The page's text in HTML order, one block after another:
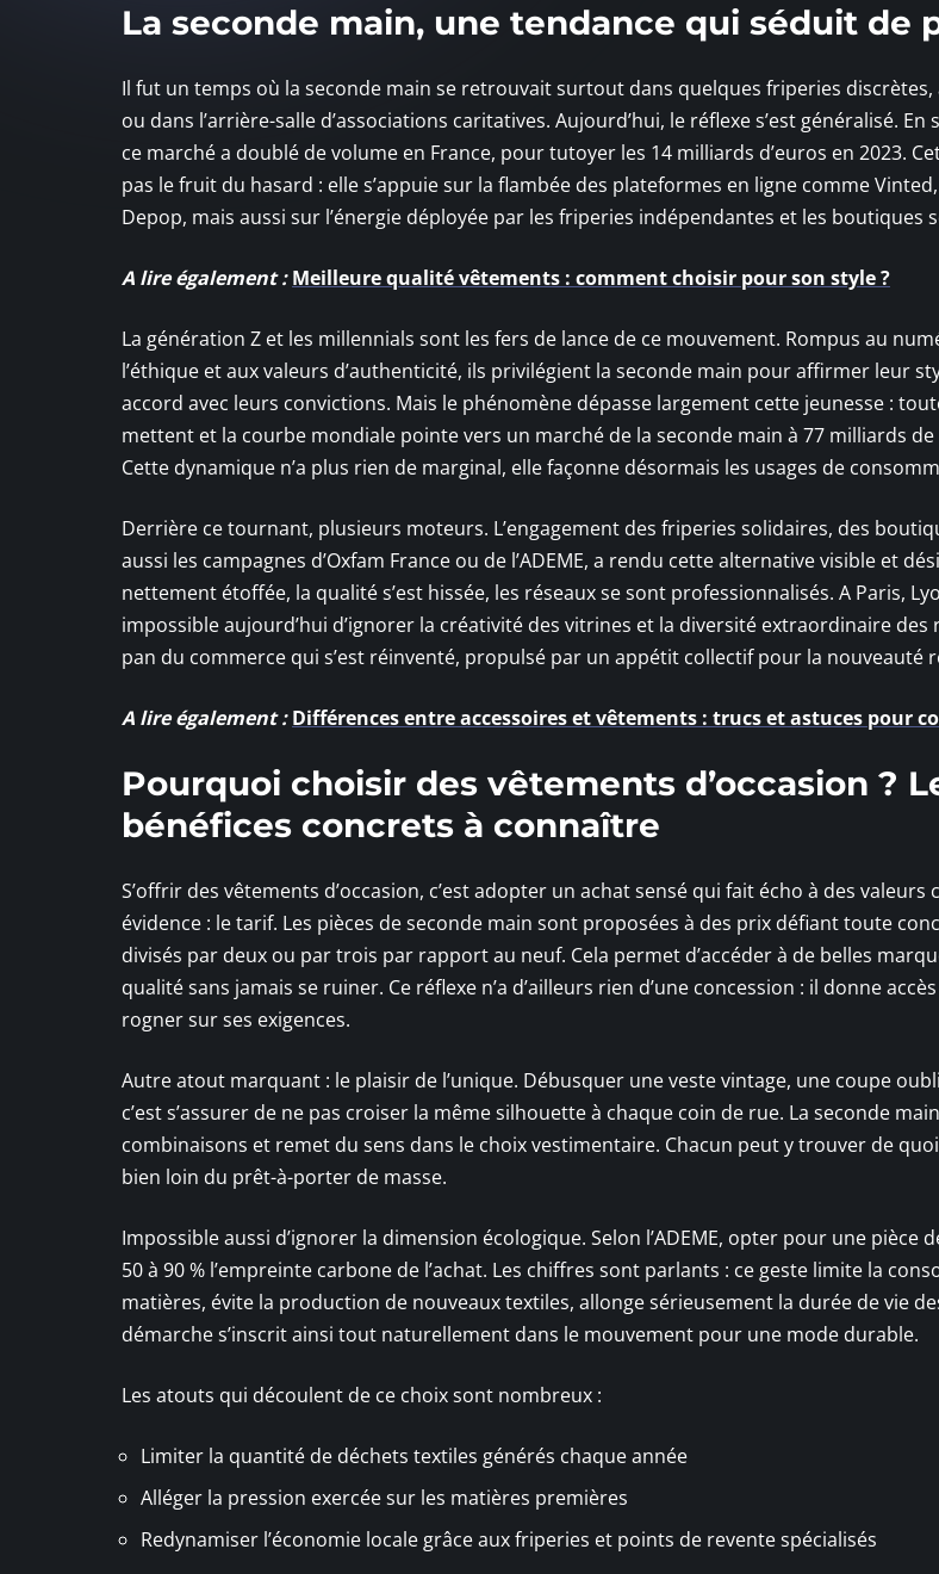
La seconde main, une tendance qui séduit de
Il fut un temps où la seconde main se retrouvait surtout dans quelques friperies discrètes,
ou dans l’arrière-salle d’associations caritatives. Aujourd’hui, le réflexe s’est généralisé.
ce marché a doublé de volume en France, pour tutoyer les 14 milliards d’euros en 2023.
pas le fruit du hasard : elle s’appuie sur la flambée des plateformes en ligne comme
Depop, mais aussi sur l’énergie déployée par les friperies indépendantes et les boutiques
A lire également : Meilleure qualité vêtements : comment choisir pour son style ?
La génération Z et les millennials sont les fers de lance de ce mouvement. Rompus au
l’éthique et aux valeurs d’authenticité, ils privilégient la seconde main pour affirmer leur
accord avec leurs convictions. Mais le phénomène dépasse largement cette jeunesse :
mettent et la courbe mondiale pointe vers un marché de la seconde main à 77 milliards de
Cette dynamique n’a plus rien de marginal, elle façonne désormais les usages de
Derrière ce tournant, plusieurs moteurs. L’engagement des friperies solidaires, des
aussi les campagnes d’Oxfam France ou de l’ADEME, a rendu cette alternative visible et
nettement étoffée, la qualité s’est hissée, les réseaux se sont professionnalisés. A Paris,
impossible aujourd’hui d’ignorer la créativité des vitrines et la diversité extraordinaire des
pan du commerce qui s’est réinventé, propulsé par un appétit collectif pour la nouveauté
A lire également : Différences entre accessoires et vêtements : trucs et astuces pour
Pourquoi choisir des vêtements d’occasion ?
bénéfices concrets à connaître
S’offrir des vêtements d’occasion, c’est adopter un achat sensé qui fait écho à des
évidence : le tarif. Les pièces de seconde main sont proposées à des prix défiant toute
divisés par deux ou par trois par rapport au neuf. Cela permet d’accéder à de belles
qualité sans jamais se ruiner. Ce réflexe n’a d’ailleurs rien d’une concession : il donne
rogner sur ses exigences.
Autre atout marquant : le plaisir de l’unique. Débusquer une veste vintage, une coupe
c’est s’assurer de ne pas croiser la même silhouette à chaque coin de rue. La seconde
combinaisons et remet du sens dans le choix vestimentaire. Chacun peut y trouver de
bien loin du prêt-à-porter de masse.
Impossible aussi d’ignorer la dimension écologique. Selon l’ADEME, opter pour une pièce
50 à 90 % l’empreinte carbone de l’achat. Les chiffres sont parlants : ce geste limite la
matières, évite la production de nouveaux textiles, allonge sérieusement la durée de vie
démarche s’inscrit ainsi tout naturellement dans le mouvement pour une mode durable.
Les atouts qui découlent de ce choix sont nombreux :
Limiter la quantité de déchets textiles générés chaque année
Alléger la pression exercée sur les matières premières
Redynamiser l’économie locale grâce aux friperies et points de revente spécialisés